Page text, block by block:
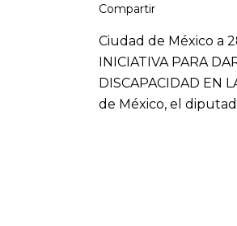
Compartir
Ciudad de México a
INICIATIVA PARA
DISCAPACIDAD EN
de México, el